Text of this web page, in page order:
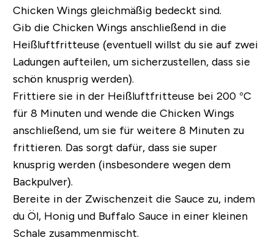
Chicken Wings gleichmäßig bedeckt sind.
Gib die Chicken Wings anschließend in die
Heißluftfritteuse (eventuell willst du sie auf zwei
Ladungen aufteilen, um sicherzustellen, dass sie
schön knusprig werden).
Frittiere sie in der Heißluftfritteuse bei 200 °C
für 8 Minuten und wende die Chicken Wings
anschließend, um sie für weitere 8 Minuten zu
frittieren. Das sorgt dafür, dass sie super
knusprig werden (insbesondere wegen dem
Backpulver).
Bereite in der Zwischenzeit die Sauce zu, indem
du Öl, Honig und Buffalo Sauce in einer kleinen
Schale zusammenmischt.